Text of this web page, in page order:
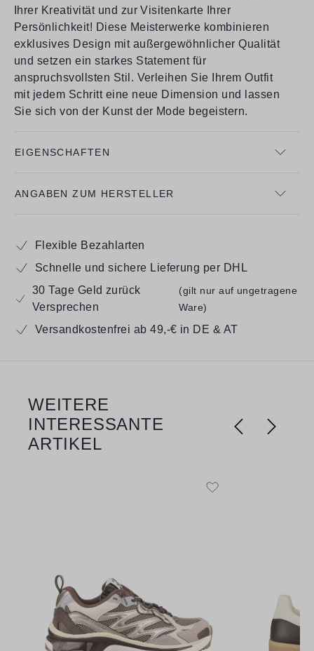
Ihrer Kreativität und zur Visitenkarte Ihrer
Persönlichkeit! Diese Meisterwerke kombinieren
exklusives Design mit außergewöhnlicher Qualität
und setzen ein starkes Statement für
anspruchsvollsten Stil. Verleihen Sie Ihrem Outfit
mit jedem Schritt eine neue Dimension und lassen
Sie sich von der Kunst der Mode begeistern.
EIGENSCHAFTEN
ANGABEN ZUM HERSTELLER
Flexible Bezahlarten
Schnelle und sichere Lieferung per DHL
30 Tage Geld zurück
Versprechen
(gilt nur auf ungetragene
Ware)
Versandkostenfrei ab 49,-€ in DE & AT
Produktgalerie überspringen
WEITERE
INTERESSANTE
ARTIKEL